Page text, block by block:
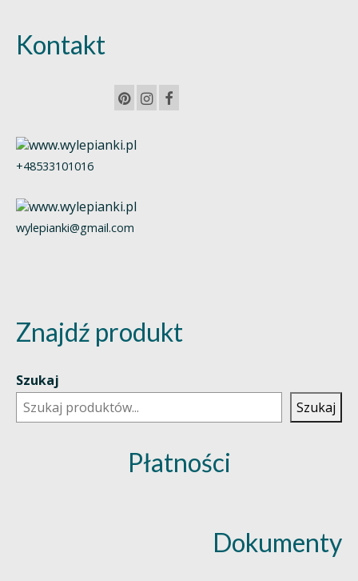
Kontakt
+48533101016
wylepianki@gmail.com
Znajdź produkt
Szukaj
Szukaj
Płatności
Dokumenty